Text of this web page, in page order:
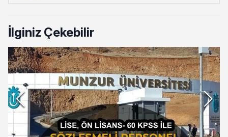
İlginiz Çekebilir